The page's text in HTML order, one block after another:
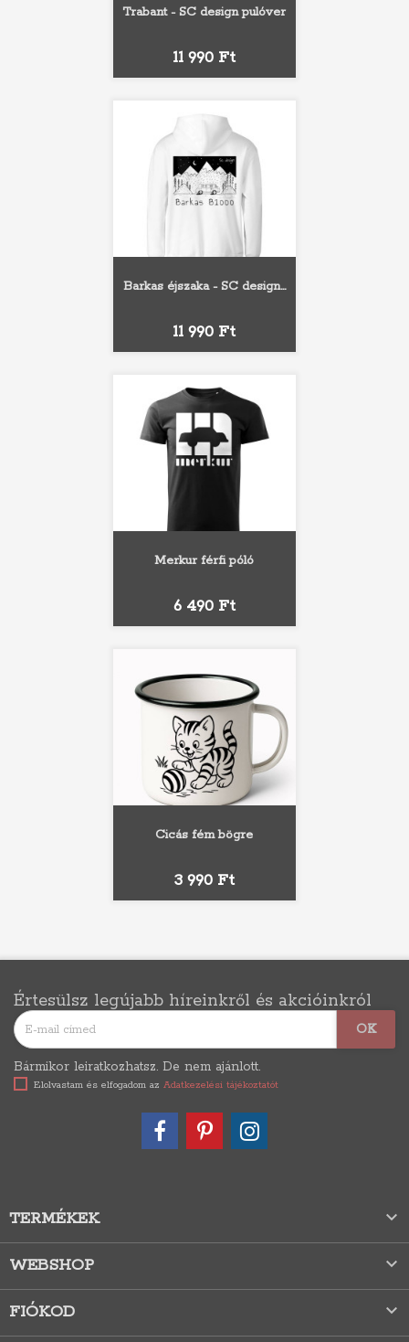
Trabant - SC design pulóver
Ár
11 990 Ft
Barkas éjszaka - SC design...
Ár
11 990 Ft
Merkur férfi póló
Ár
6 490 Ft
Cicás fém bögre
Ár
3 990 Ft
Értesülsz legújabb híreinkről és akcióinkról
Bármikor leiratkozhatsz. De nem ajánlott.
Elolvastam és elfogadom az Adatkezelési tájékoztatót
TERMÉKEK 
WEBSHOP 
FIÓKOD 